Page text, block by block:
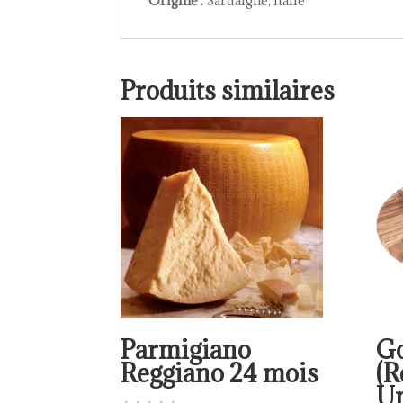
Produits similaires
Parmigiano
Reggiano 24 mois